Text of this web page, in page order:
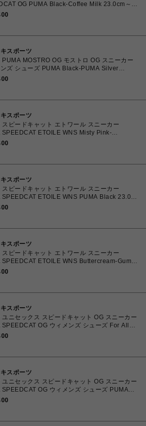
OG PUMA Black-Coffee Milk 23.0cm～
398846-91 4069162801821 【送料無料 北海
スポーツ
PUMA MOSTRO OG モストロ OG スニーカー
PUMA Silver
～25.0㎝ 397330_17 4069157788854 【送料
スポーツ
スピードキャット エトワール スニーカー
SPEEDCAT ETOILE WNS Misty Pink-
Fondue 23.0cm～25.0㎝ 407673_03
スポーツ
スピードキャット エトワール スニーカー
SPEEDCAT ETOILE WNS PUMA Black 23.0㎝
㎝ 407673_02 4070032779683 【送料無料 北
スポーツ
スピードキャット エトワール スニーカー
SPEEDCAT ETOILE WNS Buttercream-Gum
～25.0㎝ 407673_01 4070032772097 【送料
スポーツ
ユニセックス スピードキャット OG スニーカー
OG ウィメンズ シューズ For All
PUMA White 23.0cm～25.0cm 398846_02
スポーツ
ユニセックス スピードキャット OG スニーカー
OG ウィメンズ シューズ PUMA
White 23.0cm～25.0cm 398846_01